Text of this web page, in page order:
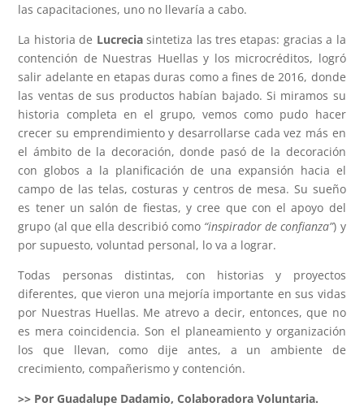
las capacitaciones, uno no llevaría a cabo.
La historia de Lucreciasintetiza las tres etapas: gracias a la
contención de Nuestras Huellas y los microcréditos, logró
salir adelante en etapas duras como a fines de 2016, donde
las ventas de sus productos habían bajado. Si miramos su
historia completa en el grupo, vemos como pudo hacer
crecer su emprendimiento y desarrollarse cada vez más en
el ámbito de la decoración, donde pasó de la decoración
con globos a la planificación de una expansión hacia el
campo de las telas, costuras y centros de mesa. Su sueño
es tener un salón de fiestas, y cree que con el apoyo del
grupo (al que ella describió como “inspirador de confianza”) y
por supuesto, voluntad personal, lo va a lograr.
Todas personas distintas, con historias y proyectos
diferentes, que vieron una mejoría importante en sus vidas
por Nuestras Huellas. Me atrevo a decir, entonces, que no
es mera coincidencia. Son el planeamiento y organización
los que llevan, como dije antes, a un ambiente de
crecimiento, compañerismo y contención.
>> Por Guadalupe Dadamio, Colaboradora Voluntaria.